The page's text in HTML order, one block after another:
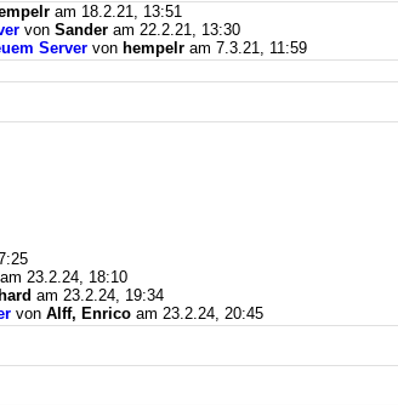
am 18.2.21, 13:51
von Sander am 22.2.21, 13:30
Server von hempelr am 7.3.21, 11:59
am 23.2.24, 18:10
am 23.2.24, 19:34
von Alff, Enrico am 23.2.24, 20:45